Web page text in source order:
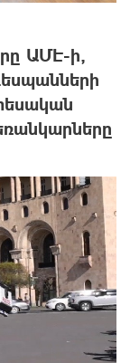
ԱՄԷ-ի,